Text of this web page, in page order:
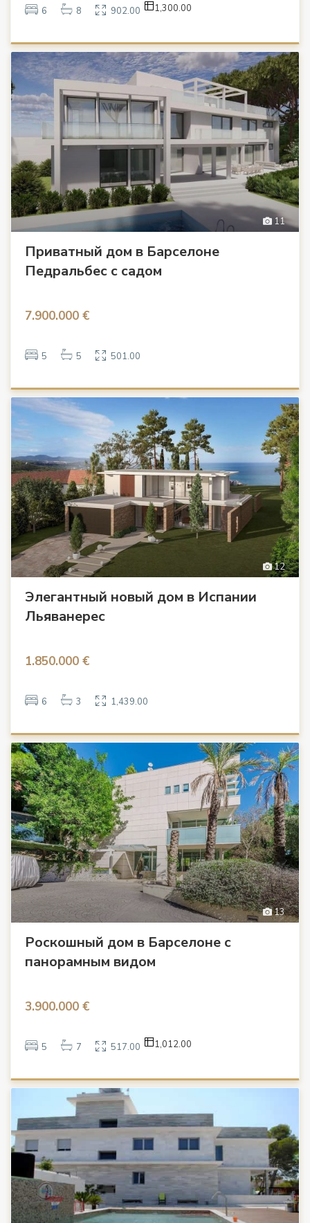
6 8 902.00 1,300.00
11
Приватный дом в Барселоне
Педральбес с садом
7.900.000 €
5 5 501.00
12
Элегантный новый дом в Испании
Льяванерес
1.850.000 €
6 3 1,439.00
13
Роскошный дом в Барселоне с
панорамным видом
3.900.000 €
5 7 517.00 1,012.00